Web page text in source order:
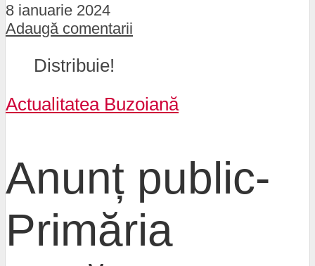
8 ianuarie 2024
Adaugă comentarii
Distribuie!
Actualitatea Buzoiană
Anunț public-
Primăria